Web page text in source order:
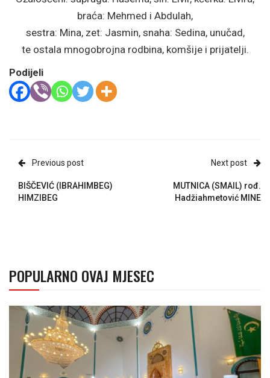
braća: Mehmed i Abdulah,
sestra: Mina, zet: Jasmin, snaha: Sedina, unučad,
te ostala mnogobrojna rodbina, komšije i prijatelji.
Podijeli
Previous post
BIŠČEVIĆ (IBRAHIMBEG)
HIMZIBEG
Next post
MUTNICA (SMAIL) rođ.
Hadžiahmetović MINE
POPULARNO OVAJ MJESEC